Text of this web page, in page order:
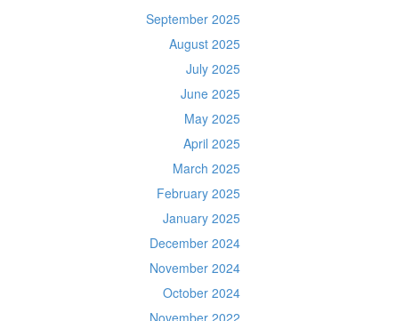
September 2025
August 2025
July 2025
June 2025
May 2025
April 2025
March 2025
February 2025
January 2025
December 2024
November 2024
October 2024
November 2022